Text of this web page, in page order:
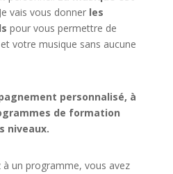
vais vous donner les
pour vous permettre de
votre musique sans aucune
personnalisé, à
de formation
niveaux.
un programme, vous avez